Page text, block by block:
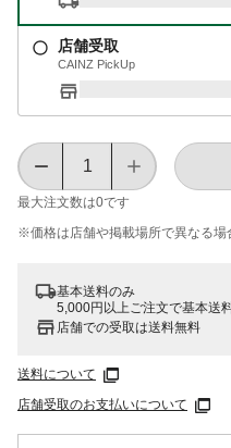
店舗受取
CAINZ PickUp
最大注文数は0です
※価格は​店舗や​掲載場所で​異なる​場
基本送料のみ
5,000円以上ご注文で基本送
店舗での受取は送料無料
送料について
店舗受取のお支払いについて